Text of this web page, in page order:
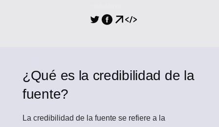
¿Qué es la credibilidad de la
fuente?
La credibilidad de la fuente se refiere a la